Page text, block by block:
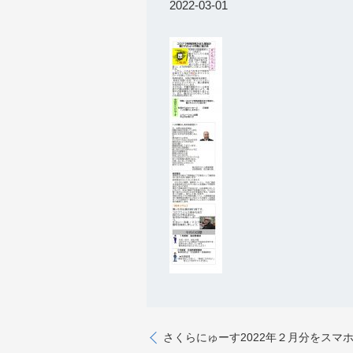
2022-03-01
さくらにゅーす2022年２月分をスマ